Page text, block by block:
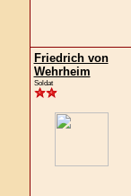
Friedrich von
Wehrheim
Soldat